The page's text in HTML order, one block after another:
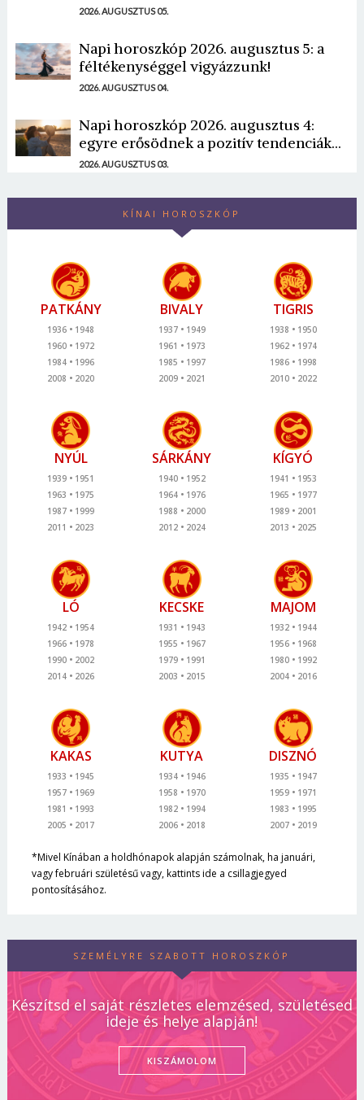
2026. AUGUSZTUS 05.
Napi horoszkóp 2026. augusztus 5: a
féltékenységgel vigyázzunk!
2026. AUGUSZTUS 04.
Napi horoszkóp 2026. augusztus 4:
egyre erősödnek a pozitív tendenciák...
2026. AUGUSZTUS 03.
KÍNAI HOROSZKÓP
PATKÁNY
1936
1948
1960
1972
1984
1996
2008
2020
BIVALY
1937
1949
1961
1973
1985
1997
2009
2021
TIGRIS
1938
1950
1962
1974
1986
1998
2010
2022
NYÚL
1939
1951
1963
1975
1987
1999
2011
2023
SÁRKÁNY
1940
1952
1964
1976
1988
2000
2012
2024
KÍGYÓ
1941
1953
1965
1977
1989
2001
2013
2025
LÓ
1942
1954
1966
1978
1990
2002
2014
2026
KECSKE
1931
1943
1955
1967
1979
1991
2003
2015
MAJOM
1932
1944
1956
1968
1980
1992
2004
2016
KAKAS
1933
1945
1957
1969
1981
1993
2005
2017
KUTYA
1934
1946
1958
1970
1982
1994
2006
2018
DISZNÓ
1935
1947
1959
1971
1983
1995
2007
2019
*Mivel Kínában a holdhónapok alapján számolnak, ha januári,
vagy februári születésű vagy, kattints ide a csillagjegyed
pontosításához.
SZEMÉLYRE SZABOTT HOROSZKÓP
Készítsd el saját részletes elemzésed, születésed
ideje és helye alapján!
KISZÁMOLOM